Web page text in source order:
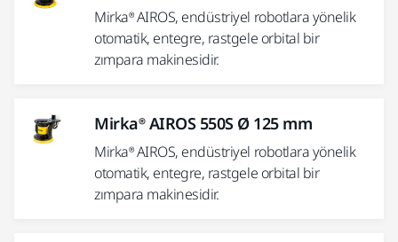
Mirka® AIROS, endüstriyel robotlara yönelik
otomatik, entegre, rastgele orbital bir
zımpara makinesidir.
Mirka® AIROS 550S Ø 125 mm
Mirka® AIROS, endüstriyel robotlara yönelik
otomatik, entegre, rastgele orbital bir
zımpara makinesidir.